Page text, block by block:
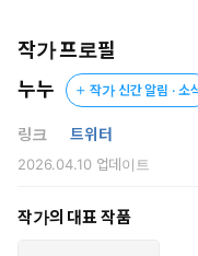
작가 프로필
누누
작가 신간 알림 · 소
링크 트위터
2026.04.10업데이트
작가의 대표 작품